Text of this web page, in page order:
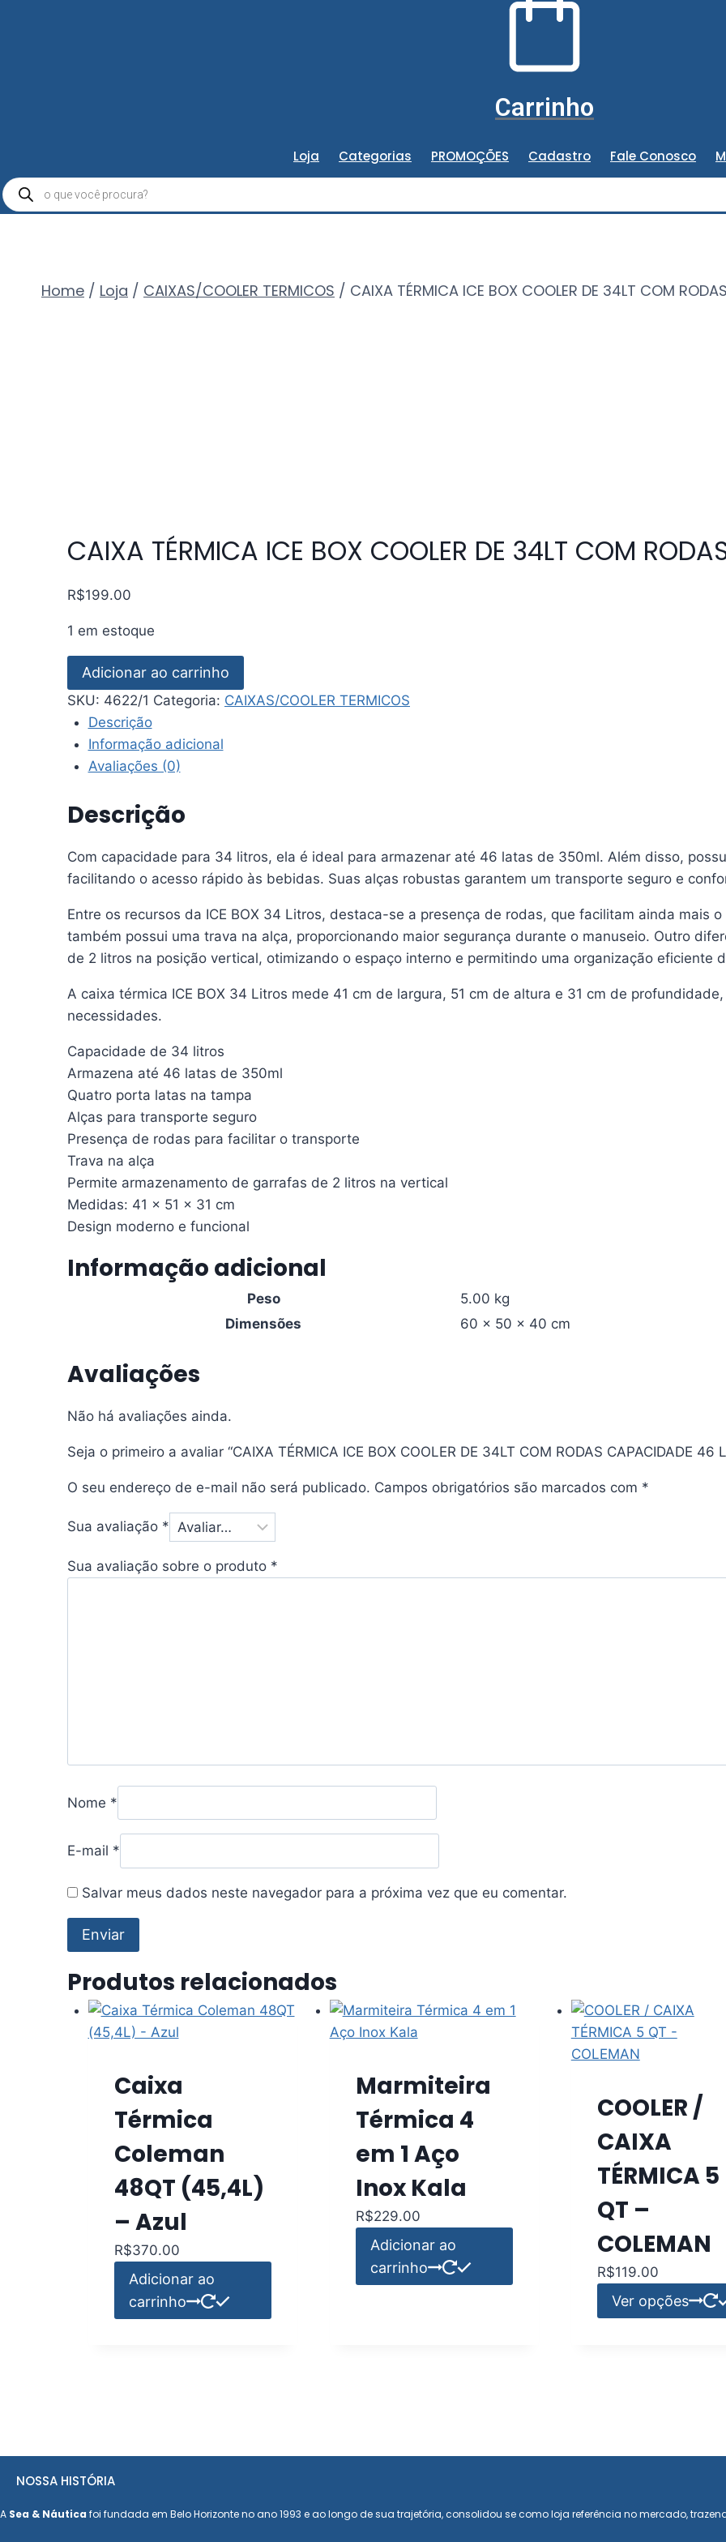
Carrinho
Loja Categorias PROMOÇÕES Cadastro Fale Conosco
Pesquisar
produtos
Home / Loja / CAIXAS/COOLER TERMICOS / CAIXA TÉRMICA ICE BOX COOLER DE 34LT COM
CAIXA TÉRMICA ICE BOX COOLER DE 34LT COM
R$199.00
1 em estoque
CAIXA
TÉRMICA
ICE
BOX
COOLER
COM
CAPACIDADE
46
LATAS
quantidade
Adicionar ao carrinho
SKU: 4622/1 Categoria: CAIXAS/COOLER TERMICOS
Descrição
Informação adicional
Avaliações (0)
Descrição
Com capacidade para 34 litros, ela é ideal para armazenar até 46 latas de 350ml. Além disso,
facilitando o acesso rápido às bebidas. Suas alças robustas garantem um transporte seguro e
Entre os recursos da ICE BOX 34 Litros, destaca-se a presença de rodas, que facilitam ainda mais
também possui uma trava na alça, proporcionando maior segurança durante o manuseio. Outro
de 2 litros na posição vertical, otimizando o espaço interno e permitindo uma organização eficiente
A caixa térmica ICE BOX 34 Litros mede 41 cm de largura, 51 cm de altura e 31 cm de
necessidades.
Capacidade de 34 litros
Armazena até 46 latas de 350ml
Quatro porta latas na tampa
Alças para transporte seguro
Presença de rodas para facilitar o transporte
Trava na alça
Permite armazenamento de garrafas de 2 litros na vertical
Medidas: 41 x 51 x 31 cm
Design moderno e funcional
Informação adicional
Peso
5.00 kg
Dimensões
60 × 50 × 40 cm
Avaliações
Não há avaliações ainda.
Seja o primeiro a avaliar “CAIXA TÉRMICA ICE BOX COOLER DE 34LT COM RODAS CAPACIDADE 46
O seu endereço de e-mail não será publicado. Campos obrigatórios são marcados com *
Sua avaliação *
Sua avaliação sobre o produto *
Nome *
E-mail *
Salvar meus dados neste navegador para a próxima vez que eu comentar.
Produtos relacionados
Caixa
Térmica
Coleman
48QT (45,4L)
– Azul
R$370.00
Adicionar ao
carrinho
Marmiteira
Térmica 4
em 1 Aço
Inox Kala
R$229.00
Adicionar ao
carrinho
COOLER /
CAIXA
TÉRMICA 5
QT –
COLEMAN
R$119.00
Ver opções
NOSSA HISTÓRIA
A Sea & Náutica foi fundada em Belo Horizonte no ano 1993 e ao longo de sua trajetória, consolidou se como loja referência no mercado,